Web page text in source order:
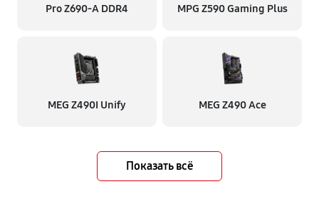
Pro Z690-A DDR4 MPG Z590 Gaming Plus
MEG Z490I Unify MEG Z490 Ace
Показать всё